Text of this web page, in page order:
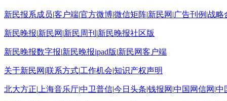
新民报系成员|客户端|官方微博|微信矩阵|新民网 |广告刊例 |战略
新民晚报|新民网 |新民周刊 |新民晚报社区版
新民晚报数字报|新民晚报ipad版|新民网客户端
关于新民网 |联系方式|工作机会|知识产权声明
北大方正| 上海音乐厅|中卫普信|今日头条|钱报网 |中国网信网 |中